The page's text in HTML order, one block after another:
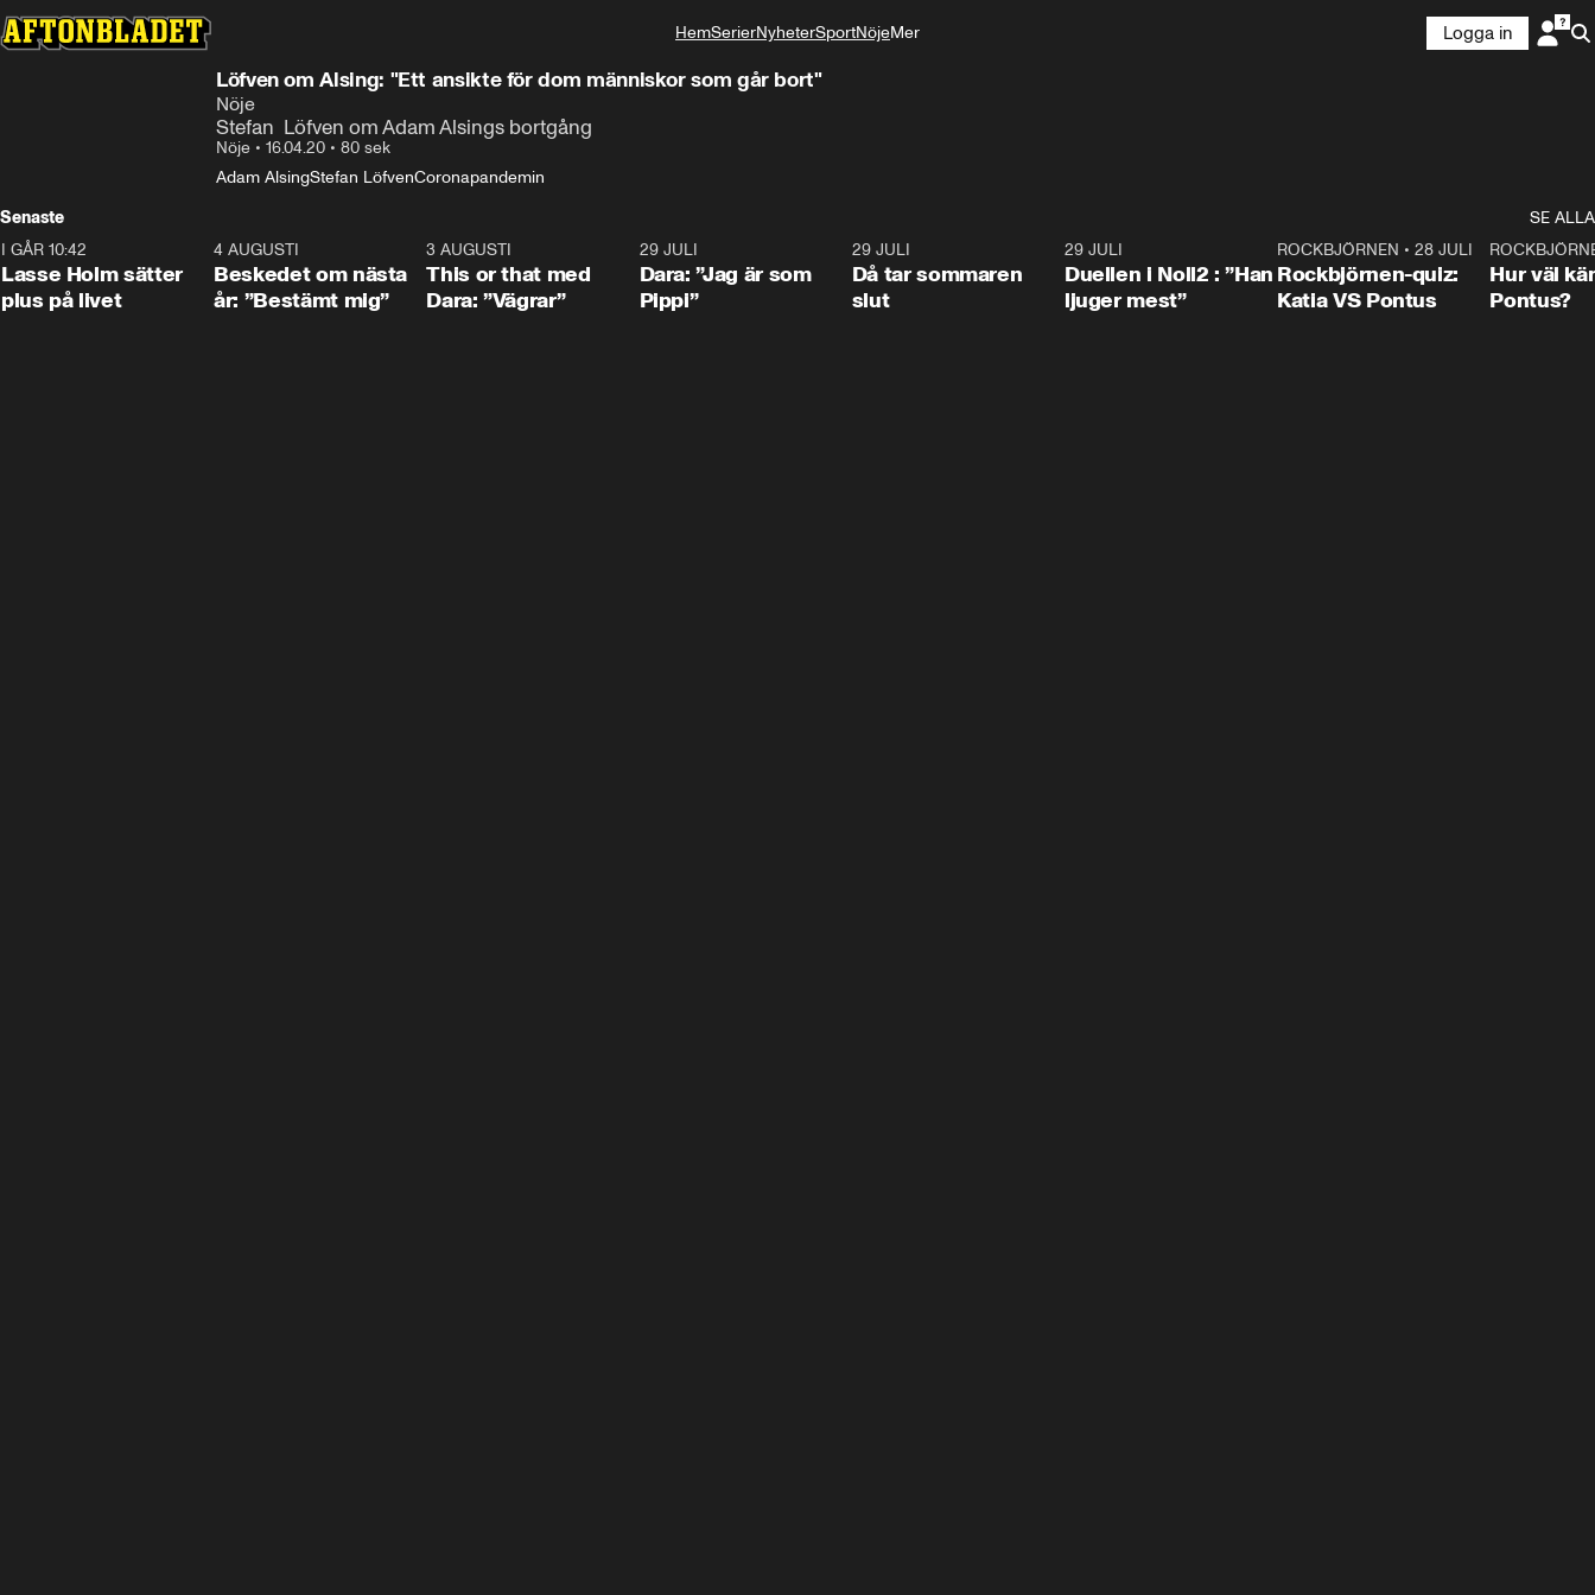
HemSerierNyheterSportNöjeMer
Logga in
Löfven om Alsing: "Ett ansikte för dom människor som går bort"
Nöje
Stefan  Löfven om Adam Alsings bortgång
Nöje • 16.04.20 • 80 sek
Adam AlsingStefan LöfvenCoronapandemin
Senaste
SE ALLA
1:04
I GÅR 10:42
Lasse Holm sätter
plus på livet
0:24
4 AUGUSTI
Beskedet om nästa
år: ”Bestämt mig”
3 AUGUSTI
This or that med
Dara: ”Vägrar”
29 JULI
Dara: ”Jag är som
Pippi”
29 JULI
Då tar sommaren
slut
29 JULI
Duellen i Noll2 : ”Han
ljuger mest”
0:15
ROCKBJÖRNEN •28 JULI
Rockbjörnen-quiz:
Katia VS Pontus
Hur väl
Pontus?